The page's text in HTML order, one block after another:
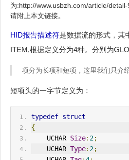
为:http://www.usbzh.com/article/
请附上本文链接。
HID报告描述符是数据流的形式，其
ITEM,根据定义分为4种。分别为
项分为长项和短项，这里我们只介
短项头的一字节定义为：
typedef struct
{
    UCHAR
Size: 2;
    UCHAR
Type: 2;